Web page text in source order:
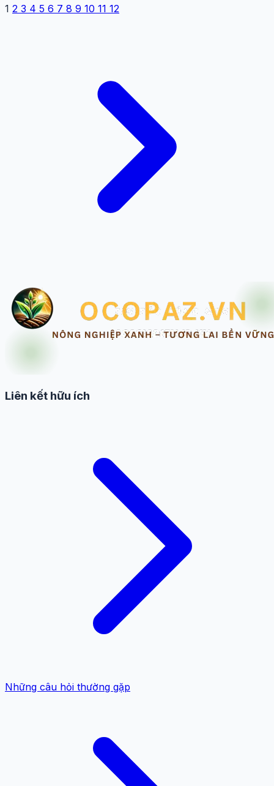
1 2 3 4 5 6 7 8 9 10 11 12
Liên kết hữu ích
Những câu hỏi thường gặp